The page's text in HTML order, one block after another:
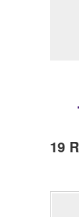
19